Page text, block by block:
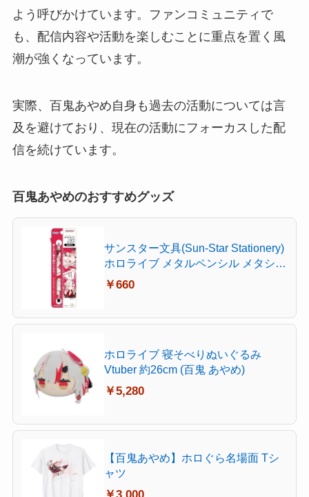
よう呼びかけています。ファンコミュニティで
も、配信内容や活動を楽しむことに重点を置く風
潮が強くなっています。
実際、百鬼あやめ自身も過去の活動については言
及を避けており、現在の活動にフォーカスした配
信を続けています。
百鬼あやめのおすすめグッズ
サンスター文具(Sun-Star Stationery)
ホロライブ メタルペンシル メタシル
ライトノック hololive Vtuber 百鬼あ
￥660
ホロライブ 寝そべりぬいぐるみ
Vtuber 約26cm (百鬼 あやめ)
￥5,280
【百鬼あやめ】ホロぐら名場面 Tシ
ャツ